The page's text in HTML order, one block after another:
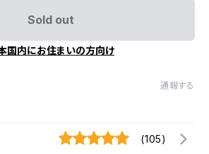
Sold out
国内にお住まいの方向け
通報する
(105)